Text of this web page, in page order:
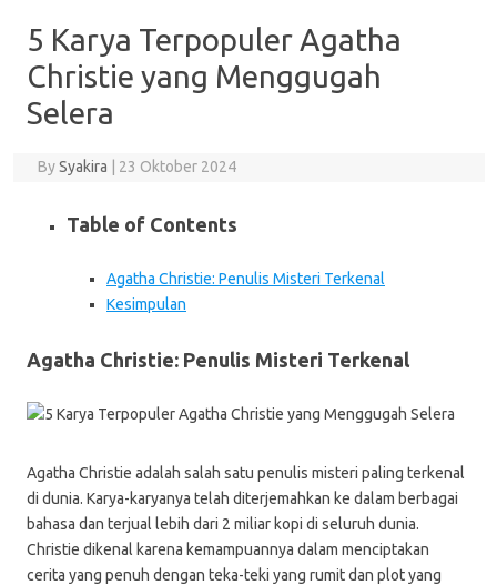
5 Karya Terpopuler Agatha
Christie yang Menggugah
Selera
BySyakira 23 Oktober 2024
Table of Contents
Agatha Christie: Penulis Misteri Terkenal
Kesimpulan
Agatha Christie: Penulis Misteri Terkenal
Agatha Christie adalah salah satu penulis misteri paling terkenal
di dunia. Karya-karyanya telah diterjemahkan ke dalam berbagai
bahasa dan terjual lebih dari 2 miliar kopi di seluruh dunia.
Christie dikenal karena kemampuannya dalam menciptakan
cerita yang penuh dengan teka-teki yang rumit dan plot yang